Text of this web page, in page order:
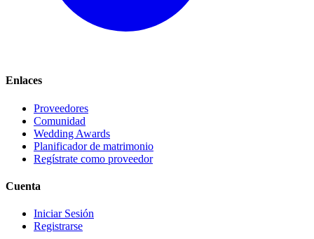
Enlaces
Proveedores
Comunidad
Wedding Awards
Planificador de matrimonio
Regístrate como proveedor
Cuenta
Iniciar Sesión
Registrarse